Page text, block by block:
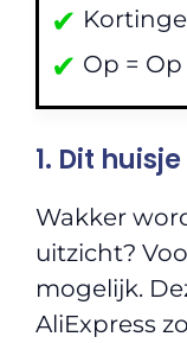
✔
✔ Op = Op
1. Dit
Wakker
uitzicht?
mogelijk.
AliExpress